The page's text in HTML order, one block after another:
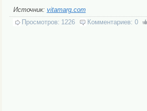
Источник: vitamarg.com
Просмотров: 1226 Комментариев: 0